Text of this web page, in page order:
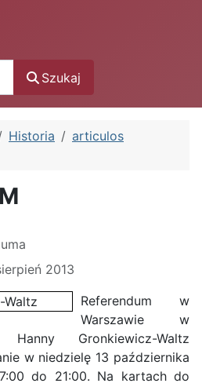
Szukaj
Historia
articulos
2013
Referendum w
Warszawie w
Gronkiewicz-Waltz
w niedzielę 13 października
do 21:00. Na kartach do